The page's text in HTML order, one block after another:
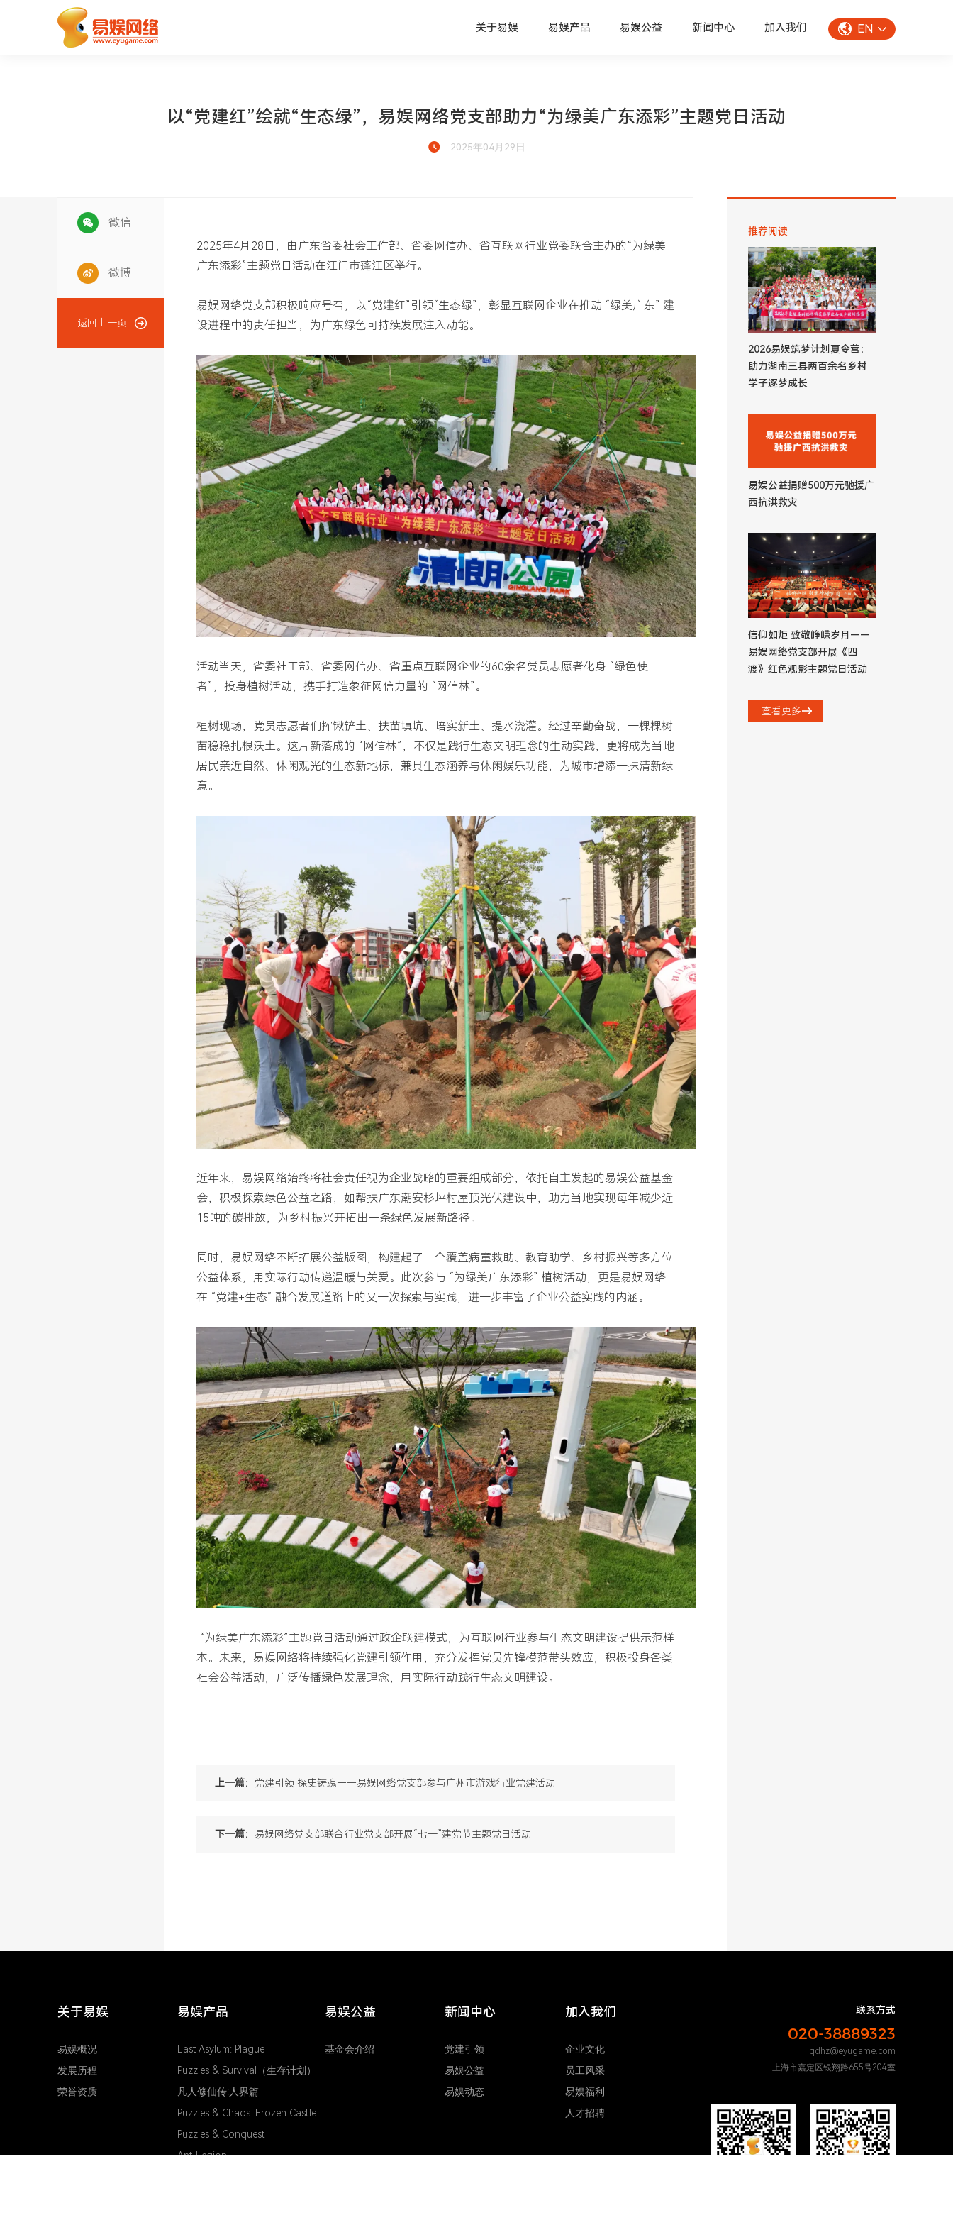
关于易娱 易娱产品 易娱公益 新闻中心 加入我们 EN
以“党建红”绘就“生态绿”，易娱网络党支部助力“为绿美广东添彩”主题党日活动
2025年04月29日
微信
微博
返回上一页
2025年4月28日，由广东省委社会工作部、省委网信办、省互联网行业党委联合主办的“为绿美
广东添彩”主题党日活动在江门市蓬江区举行。
易娱网络党支部积极响应号召，以“党建红”引领“生态绿”，彰显互联网企业在推动 “绿美广东” 建
设进程中的责任担当，为广东绿色可持续发展注入动能。
活动当天，省委社工部、省委网信办、省重点互联网企业的60余名党员志愿者化身 “绿色使
者”，投身植树活动，携手打造象征网信力量的 “网信林”。
植树现场，党员志愿者们挥锹铲土、扶苗填坑、培实新土、提水浇灌。经过辛勤奋战，一棵棵树
苗稳稳扎根沃土。这片新落成的 “网信林”，不仅是践行生态文明理念的生动实践，更将成为当地
居民亲近自然、休闲观光的生态新地标，兼具生态涵养与休闲娱乐功能，为城市增添一抹清新绿
意。
近年来，易娱网络始终将社会责任视为企业战略的重要组成部分，依托自主发起的易娱公益基金
会，积极探索绿色公益之路，如帮扶广东潮安杉坪村屋顶光伏建设中，助力当地实现每年减少近
15吨的碳排放，为乡村振兴开拓出一条绿色发展新路径。
同时，易娱网络不断拓展公益版图，构建起了一个覆盖病童救助、教育助学、乡村振兴等多方位
公益体系，用实际行动传递温暖与关爱。此次参与 “为绿美广东添彩” 植树活动，更是易娱网络
在 “党建+生态” 融合发展道路上的又一次探索与实践，进一步丰富了企业公益实践的内涵。
“为绿美广东添彩”主题党日活动通过政企联建模式，为互联网行业参与生态文明建设提供示范样
本。未来，易娱网络将持续强化党建引领作用，充分发挥党员先锋模范带头效应，积极投身各类
社会公益活动，广泛传播绿色发展理念，用实际行动践行生态文明建设。
上一篇： 党建引领 探史铸魂——易娱网络党支部参与广州市游戏行业党建活动
下一篇： 易娱网络党支部联合行业党支部开展“七一”建党节主题党日活动
推荐阅读
2026易娱筑梦计划夏令营：
助力湖南三县两百余名乡村
学子逐梦成长
易娱公益捐赠500万元驰援广
西抗洪救灾
信仰如炬 致敬峥嵘岁月——
易娱网络党支部开展《四
渡》红色观影主题党日活动
查看更多
关于易娱
易娱概况
发展历程
荣誉资质
易娱产品
Last Asylum: Plague
Puzzles & Survival（生存计划）
凡人修仙传:人界篇
Puzzles & Chaos: Frozen Castle
Puzzles & Conquest
Ant Legion
易娱公益
基金会介绍
新闻中心
党建引领
易娱公益
易娱动态
加入我们
企业文化
员工风采
易娱福利
人才招聘
联系方式
020-38889323
qdhz@eyugame.com
上海市嘉定区银翔路655号204室